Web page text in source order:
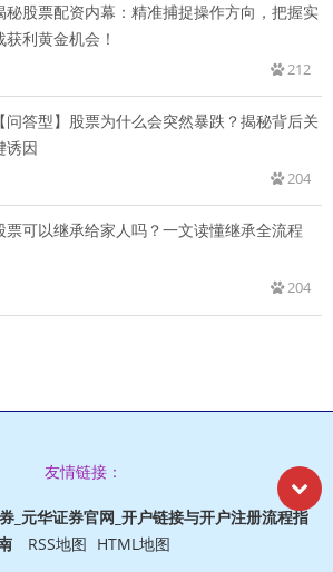
秘股票配资内幕：精准捕捉操作方向，把握实
获利黄金机会！
212
【问答型】股票为什么会突然暴跌？揭秘背后关
诱因
204
票可以继承给家人吗？一文读懂继承全流程
204
友情链接：
_元华证券官网_开户链接与开户注册流程指
RSS地图 HTML地图